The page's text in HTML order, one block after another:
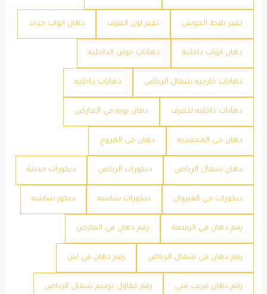
تغير بلاط الحوش تغير لون الغرف دهان ابواب حديد
دهان ابواب داخليه دهانات جوتن الداخليه
دهانات خارجيه شمال الرياض دهانات داخليه
دهانات داخليه للغرف دهان بويه في العارض
دهان حي المحمديه دهان حي المروج
دهان شمال الرياض ديكورات الرياض ديكورات حديثة
ديكورات حي القيروان ديكورات شاشه ديكور شاشه
رقم دهان في الرفيعة رقم دهان في العارض
رقم دهان في شمال الرياض رقم دهان في لبن
رقم دهان قريب مني رقم مقاول ترميم شمال الرياض